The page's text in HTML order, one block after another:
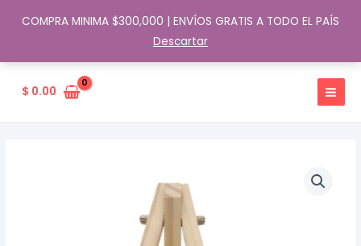
COMPRA MINIMA $300,000 | ENVÍOS GRATIS A TODO EL PAÍS
Descartar
$ 0.00